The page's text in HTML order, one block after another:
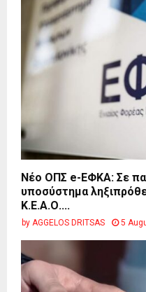
Νέο ΟΠΣ e-ΕΦΚΑ: Σε
υποσύστημα
Κ.Ε.Α.Ο....
by AGGELOS DRITSAS 5